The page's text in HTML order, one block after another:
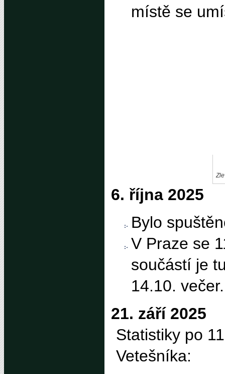
místě se
6. října 2025
Bylo
V Praze se
součástí je
14.10. večer.
21. září 2025
Statistiky po
Vetešníka: